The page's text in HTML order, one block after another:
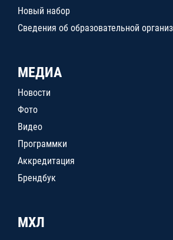
Новый набор
Сведения об образовательной
МЕДИА
Новости
Фото
Видео
Программки
Аккредитация
Брендбук
МХЛ